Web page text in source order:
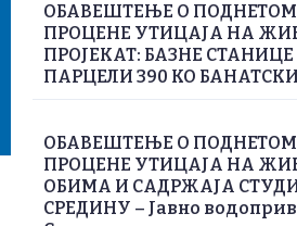
ОБАВЕШТЕЊЕ О
ПРОЦЕНЕ УТИЦАЈА НА
ПРОЈЕКАТ: БАЗНЕ
ПАРЦЕЛИ 390 КО
ОБАВЕШТЕЊЕ О
ПРОЦЕНЕ УТИЦАЈА НА
ОБИМА И САДРЖАЈА
СРЕДИНУ – Јавно